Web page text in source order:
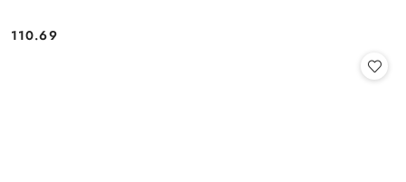
Cena:
110.69